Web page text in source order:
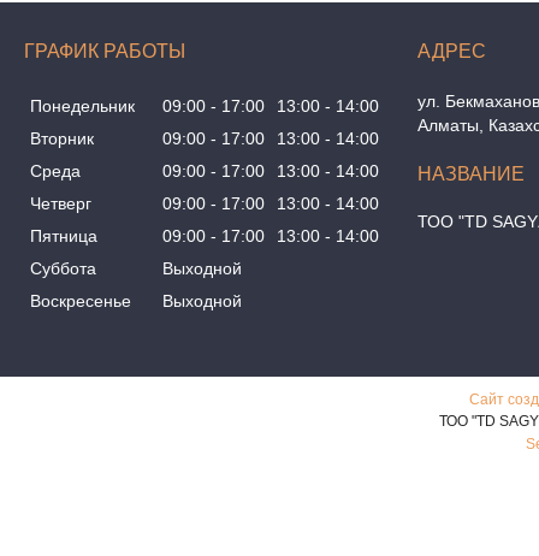
ГРАФИК РАБОТЫ
Понедельник 09:00 17:00 13:00
14:00
Вторник
09:00 17:00 13:00
14:00
Среда
09:00 17:00 13:00
14:00
Четверг
09:00 17:00 13:00
14:00
Пятница
09:00 17:00 13:00
14:00
Суббота
Выходной
Воскресенье
Выходной
ул.
Алматы,
ТОО "TD
Сайт
ТОО "TD